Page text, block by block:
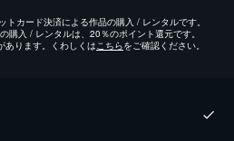
カード決済による作品の購入 / レンタルです。
購入 / レンタルは、20％のポイント還元です。
あります。くわしくはこちらをご確認ください。